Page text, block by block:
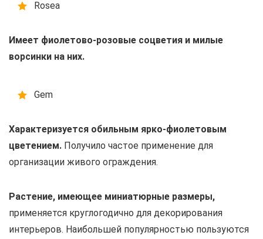
Rosea
Имеет фиолетово-розовые соцветия и милые
ворсинки на них.
Gem
Характеризуется обильным ярко-фиолетовым
цветением. Получило частое применение для
организации живого ограждения.
Растение, имеющее миниатюрные размеры,
применяется круглогодично для декорирования
интерьеров. Наибольшей популярностью пользуются